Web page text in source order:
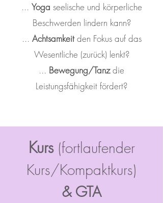
... Yoga seelische und körperliche
Beschwerden lindern kann?
... Achtsamkeitden Fokus auf das
Wesentliche (zurück) lenkt?
... Bewegung/Tanzdie
Leistungsfähigkeit fördert?
Kurs (fortlaufender
Kurs/Kompaktkurs)
& GTA